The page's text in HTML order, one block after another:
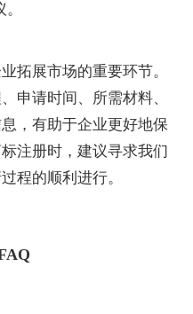
拓展市场的重要环节。
申请时间、所需材料、
，有助于企业更好地保
注册时，建议寻求我们
程的顺利进行。